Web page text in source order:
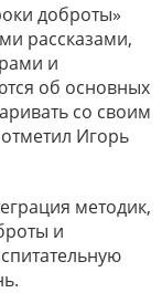
доброты»
рассказами,
и
об основных
со своим
Игорь
методик,
и